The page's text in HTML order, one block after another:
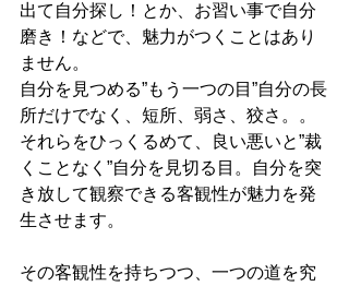
出て自分探し！とか、お習い事で自分
磨き！などで、魅力がつくことはあり
ません。
自分を見つめる”もう一つの目”自分の長
所だけでなく、短所、弱さ、狡さ。。
それらをひっくるめて、良い悪いと”裁
くことなく”自分を見切る目。自分を突
き放して観察できる客観性が魅力を発
生させます。
その客観性を持ちつつ、一つの道を究